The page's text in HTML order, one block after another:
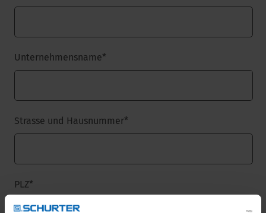
Unternehmensname*
Strasse und Hausnummer*
PLZ*